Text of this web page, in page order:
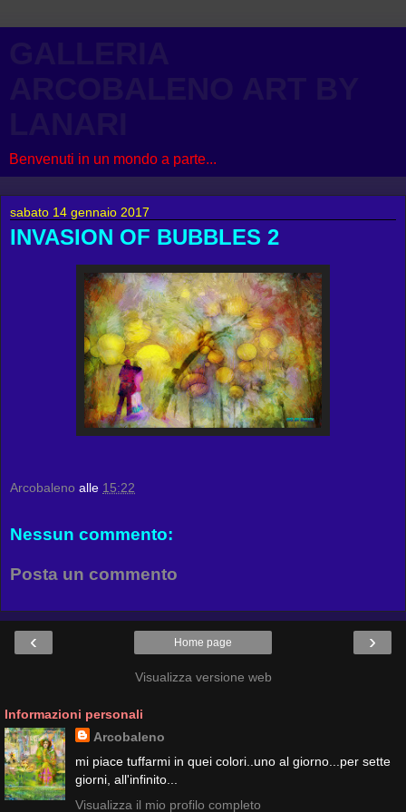
Benvenuti in un mondo a parte...
sabato 14 gennaio 2017
INVASION OF BUBBLES 2
Arcobaleno alle 15:22
Nessun commento:
Posta un commento
‹ ›
Home page
Visualizza versione web
Informazioni personali
Arcobaleno
mi piace tuffarmi in quei colori..uno al giorno...per sette
giorni, all'infinito...
Visualizza il mio profilo completo